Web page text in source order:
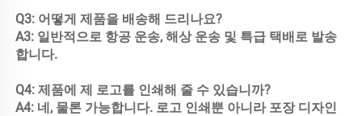
Q3: 어떻게 제품을 배송해 드리나요?
A3: 일반적으로 항공 운송, 해상 운송 및 특급 택배로 발송
합니다.
Q4: 제품에 제 로고를 인쇄해 줄 수 있습니까?
A4: 네, 물론 가능합니다. 로고 인쇄뿐 아니라 포장 디자인